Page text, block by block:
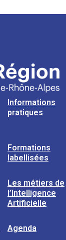
Informations
pratiques
Formations
labellisées
Les métiers de
l’Intelligence
Artificielle
Agenda